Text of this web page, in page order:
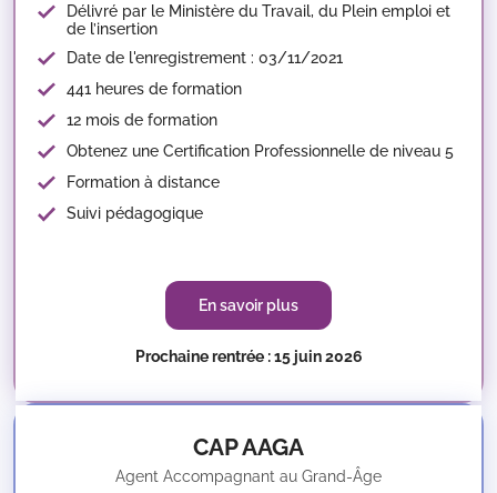
Délivré par le Ministère du Travail, du Plein emploi et
de l’insertion
Date de l'enregistrement : 03/11/2021
441 heures de formation
12 mois de formation
Obtenez une Certification Professionnelle de niveau 5
Formation à distance
Suivi pédagogique
En savoir plus
Prochaine rentrée : 15 juin 2026
CAP AAGA
Agent Accompagnant au Grand-Âge